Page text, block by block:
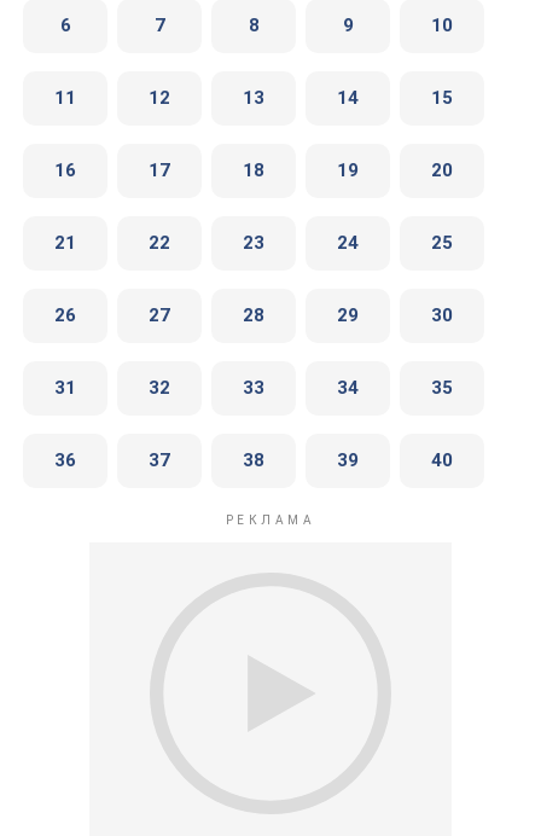
6 7 8 9 10
11 12 13 14 15
16 17 18 19 20
21 22 23 24 25
26 27 28 29 30
31 32 33 34 35
36 37 38 39 40